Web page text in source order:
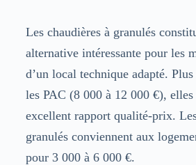
Les chaudières à granulés
alternative intéressante pour les
d’un local technique adapté.
les PAC (8 000 à 12 000 €),
excellent rapport qualité-prix.
granulés conviennent aux
pour 3 000 à 6 000 €.